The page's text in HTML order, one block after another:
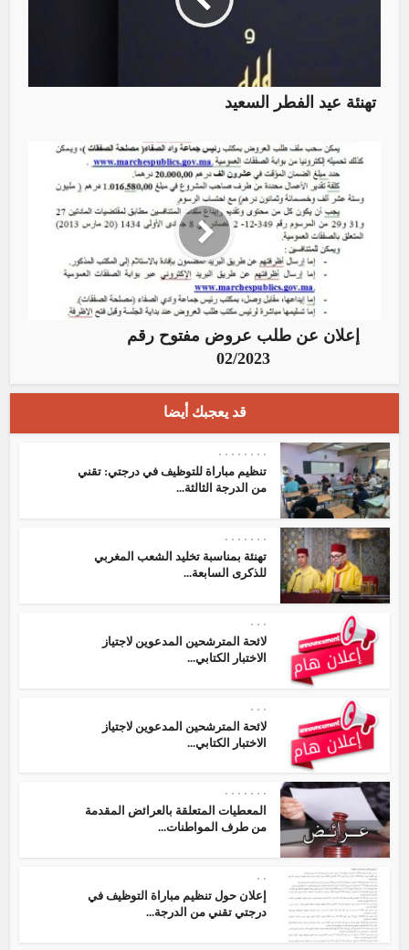
تهنئة عيد الفطر السعيد
إعلان عن طلب عروض مفتوح رقم
02/2023
قد يعجبك أيضا
•
•
•
•
•
•
•
•
تنظيم مباراة للتوظيف في درجتي: تقني
من الدرجة الثالثة...
•
•
•
•
•
•
•
تهنئة بمناسبة تخليد الشعب المغربي
للذكرى السابعة...
•
•
•
لائحة المترشحين المدعوين لاجتياز
الاختبار الكتابي...
•
•
•
لائحة المترشحين المدعوين لاجتياز
الاختبار الكتابي...
•
•
•
•
•
•
•
المعطيات المتعلقة بالعرائض المقدمة
من طرف المواطنات...
•
•
إعلان حول تنظيم مباراة التوظيف في
درجتي تقني من الدرجة...